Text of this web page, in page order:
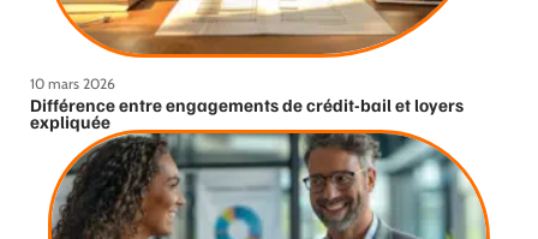
10 mars 2026
Différence entre engagements de crédit-bail et loyers
expliquée